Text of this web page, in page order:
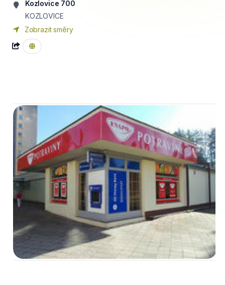
Kozlovice 700
KOZLOVICE
Zobrazit směry